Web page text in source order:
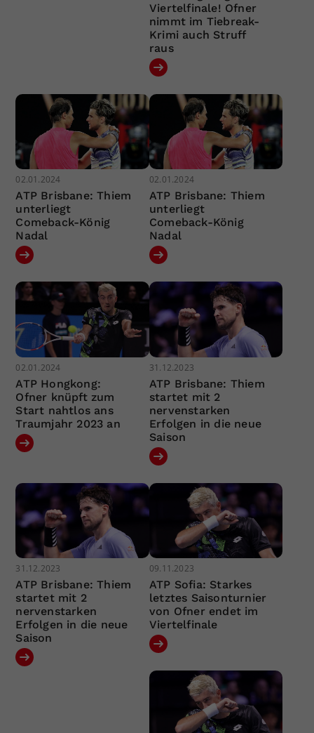
Viertelfinale! Ofner
nimmt im Tiebreak-
Krimi auch Struff
raus
02.01.2024
ATP Brisbane: Thiem
unterliegt
Comeback-König
Nadal
02.01.2024
ATP Brisbane: Thiem
unterliegt
Comeback-König
Nadal
02.01.2024
ATP Hongkong:
Ofner knüpft zum
Start nahtlos ans
Traumjahr 2023 an
31.12.2023
ATP Brisbane: Thiem
startet mit 2
nervenstarken
Erfolgen in die neue
Saison
31.12.2023
ATP Brisbane: Thiem
startet mit 2
nervenstarken
Erfolgen in die neue
Saison
09.11.2023
ATP Sofia: Starkes
letztes Saisonturnier
von Ofner endet im
Viertelfinale